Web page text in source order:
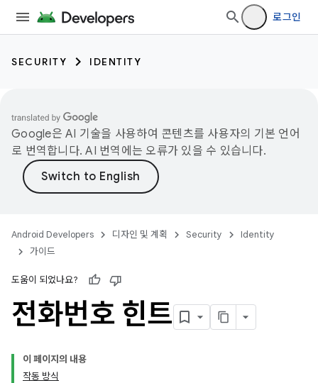
로그인
SECURITY IDENTITY
Google은 AI 기술을 사용하여 콘텐츠를 사용자의 기본 언어
로 번역합니다. AI 번역에는 오류가 있을 수 있습니다.
Android Developers 디자인 및 계획 Security
Identity
가이드
도움이 되었나요?
전화번호 힌트
이 페이지의 내용
작동 방식